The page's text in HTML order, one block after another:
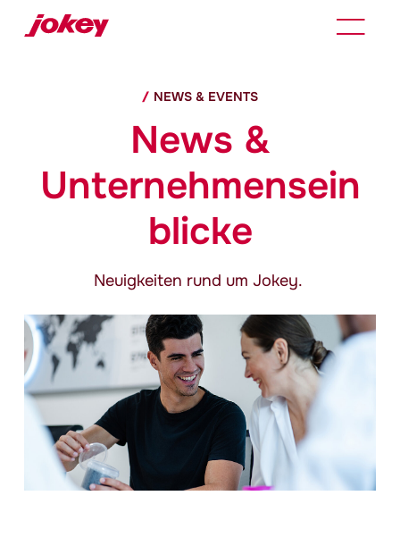
NEWS & EVENTS
News &
Unternehmensein
blicke
Neuigkeiten rund um Jokey.